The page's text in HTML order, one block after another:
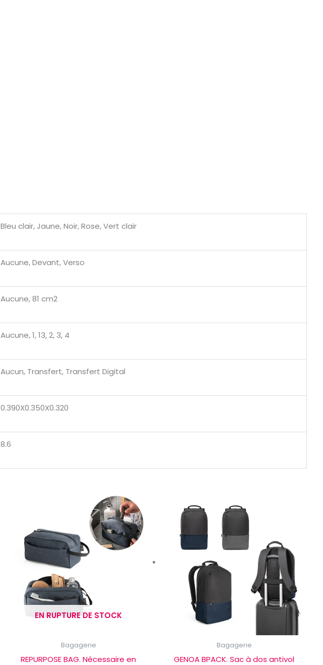
Bleu clair, Jaune, Noir, Rose, Vert clair
Aucune, Devant, Verso
Aucune, 81 cm2
Aucune, 1, 13, 2, 3, 4
Aucun, Transfert, Transfert Digital
0.390X0.350X0.320
8.6
EN RUPTURE DE STOCK
Bagagerie
REPURPOSE BAG. Nécessaire en
Bagagerie
GENOA BPACK. Sac à dos antivol